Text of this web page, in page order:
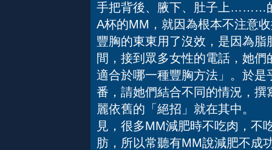
手把背後、腋下、肚子上
A杯的MM，就因為根本不注意
豐胸的東東用了沒效，是因為
間，接到眾多女性的電話，她
適合於哪一種豐胸方法」。於
番，請她們結合不同的情況，
麗依舊的「絕招」就在其中
見，很多MM減肥時不吃肉，不
肪，所以常聽有MM說減肥不成